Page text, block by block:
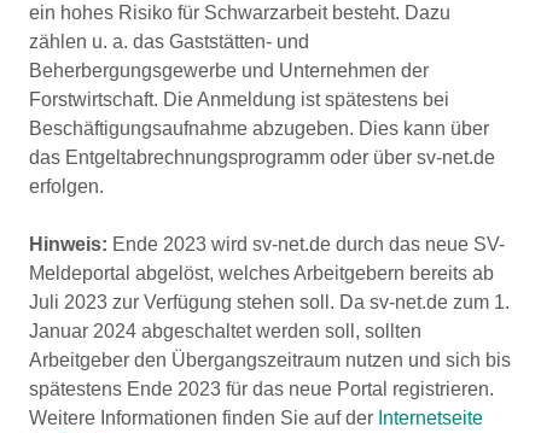
ein hohes Risiko für Schwarzarbeit besteht. Dazu
zählen u. a. das Gaststätten- und
Beherbergungsgewerbe und Unternehmen der
Forstwirtschaft. Die Anmeldung ist spätestens bei
Beschäftigungsaufnahme abzugeben. Dies kann über
das Entgeltabrechnungsprogramm oder über sv-net.de
erfolgen.
Hinweis: Ende 2023 wird sv-net.de durch das neue SV-
Meldeportal abgelöst, welches Arbeitgebern bereits ab
Juli 2023 zur Verfügung stehen soll. Da sv-net.de zum 1.
Januar 2024 abgeschaltet werden soll, sollten
Arbeitgeber den Übergangszeitraum nutzen und sich bis
spätestens Ende 2023 für das neue Portal registrieren.
Weitere Informationen finden Sie auf der Internetseite